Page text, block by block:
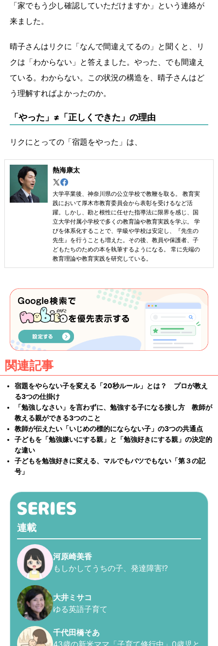
「家でもう少し確認していただけますか」という連絡が
来ました。
晴子さんはリクに「なんで間違えてるの」と聞くと、リ
クは「わからない」と答えました。やった、でも間違え
ている。わからない。この状況の構造を、晴子さんはど
う理解すればよかったのか。
「やった」≠「正しくできた」の理由
リクにとっての「宿題をやった」は、
熱海康太
大学卒業後、神奈川県の公立学校で教鞭を取る。 教育実
践において厚木市教育委員会から表彰を受けるなど活
躍。しかし、勘と根性に任せた指導法に限界を感じ、国
立大学付属小学校で多くの教育論や教育実践を学ぶ。 学
びを体系化することで、学級や学校は安定し、『先生の
先生』を行うことも増えた。その後、教員や保護者、子
どもたちのための本を執筆するようになる。 常に先端の
教育理論や教育実践を研究している。
関連記事
宿題をやらない子を変える「20秒ルール」とは？ プロが教え
る3つの仕掛け
「勉強しなさい」を言わずに、勉強する子になる接し方 教師が
教える親ができる3つのこと
教師が伝えたい「いじめの標的にならない子」の3つの共通点
子どもを「勉強嫌いにする親」と「勉強好きにする親」の決定的
な違い
子どもを勉強好きに変える、マルでもバツでもない「第３の記
号」
連載
河原崎美香
もしかしてうちの子、発達障害!?
大井ミサコ
ゆる英語子育て
千代田橋そあ